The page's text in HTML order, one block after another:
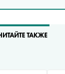
ТАКЖЕ